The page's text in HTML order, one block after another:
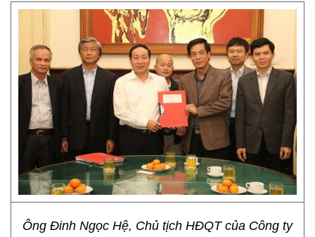
Ông Đinh Ngọc Hệ, Chủ tịch HĐQT của Công ty